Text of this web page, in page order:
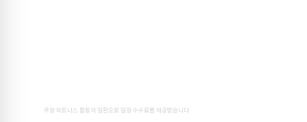
쿠팡 파트너스 활동의 일환으로 일정 수수료를 제공받습니다